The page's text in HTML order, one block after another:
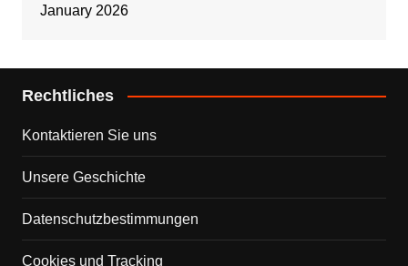
January 2026
Rechtliches
Kontaktieren Sie uns
Unsere Geschichte
Datenschutzbestimmungen
Cookies und Tracking